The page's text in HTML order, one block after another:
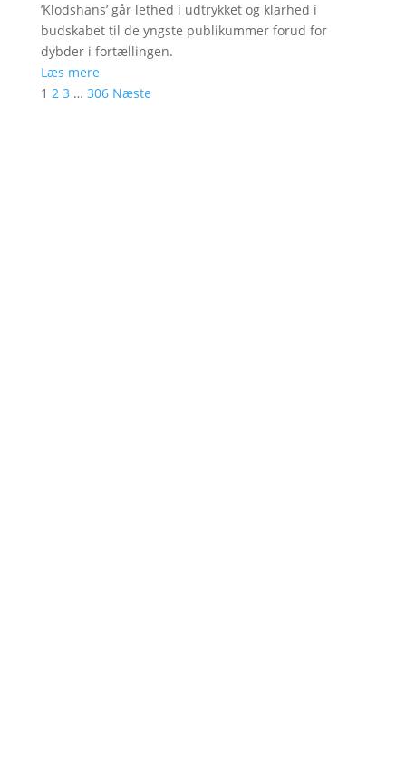
’Klodshans’ går lethed i udtrykket og klarhed i
budskabet til de yngste publikummer forud for
dybder i fortællingen.
Læs mere
1 2 3 … 306 Næste